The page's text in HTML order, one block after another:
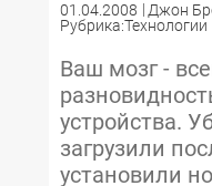
01.04.2008
Джон
Рубрика:Технологии
Ваш мозг -
устройства.
загрузили
установили